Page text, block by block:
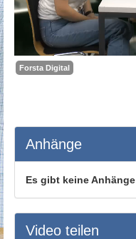
Forsta Digital
Anhänge
Es gibt keine Anhänge
Video teilen